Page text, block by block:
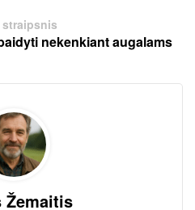
straipsnis
nekenkiant augalams
Žemaitis